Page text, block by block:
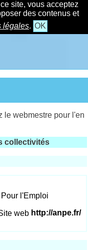
site, vous acceptez
des contenus et
légales. OK
le webmestre pour l'en
collectivités
l'Emploi
http://anpe.fr/